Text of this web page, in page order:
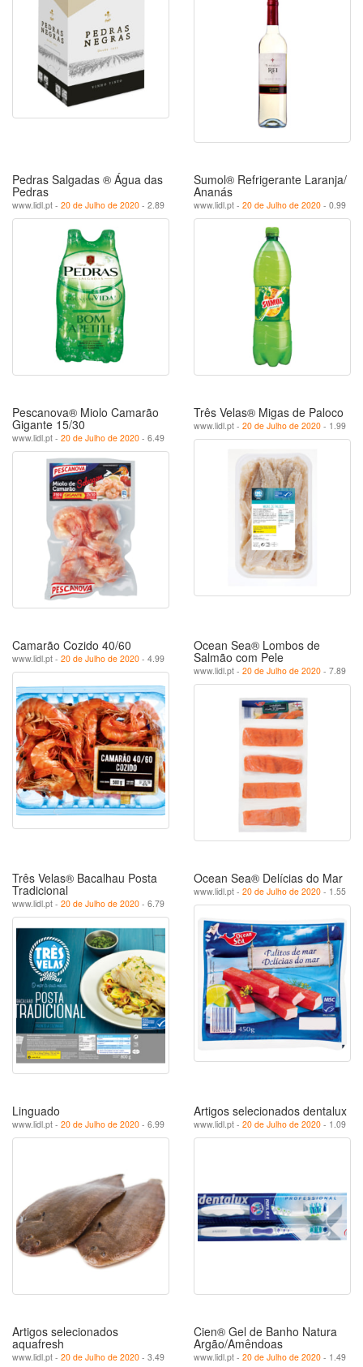
Pedras Salgadas ® Água das
Pedras
www.lidl.pt - 20 de Julho de 2020 - 2.89
Sumol® Refrigerante Laranja/
Ananás
www.lidl.pt - 20 de Julho de 2020 - 0.99
Pescanova® Miolo Camarão
Gigante 15/30
www.lidl.pt - 20 de Julho de 2020 - 6.49
Três Velas® Migas de Paloco
www.lidl.pt - 20 de Julho de 2020 - 1.99
Camarão Cozido 40/60
www.lidl.pt - 20 de Julho de 2020 - 4.99
Ocean Sea® Lombos de
Salmão com Pele
www.lidl.pt - 20 de Julho de 2020 - 7.89
Três Velas® Bacalhau Posta
Tradicional
www.lidl.pt - 20 de Julho de 2020 - 6.79
Ocean Sea® Delícias do Mar
www.lidl.pt - 20 de Julho de 2020 - 1.55
Linguado
www.lidl.pt - 20 de Julho de 2020 - 6.99
Artigos selecionados dentalux
www.lidl.pt - 20 de Julho de 2020 - 1.09
Artigos selecionados
aquafresh
www.lidl.pt - 20 de Julho de 2020 - 3.49
Cien® Gel de Banho Natura
Argão/Amêndoas
www.lidl.pt - 20 de Julho de 2020 - 1.49